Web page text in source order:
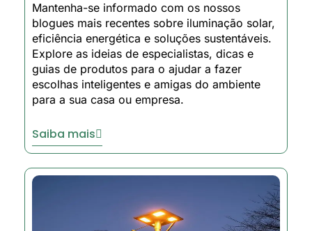
Mantenha-se informado com os nossos
blogues mais recentes sobre iluminação solar,
eficiência energética e soluções sustentáveis.
Explore as ideias de especialistas, dicas e
guias de produtos para o ajudar a fazer
escolhas inteligentes e amigas do ambiente
para a sua casa ou empresa.
Saiba mais